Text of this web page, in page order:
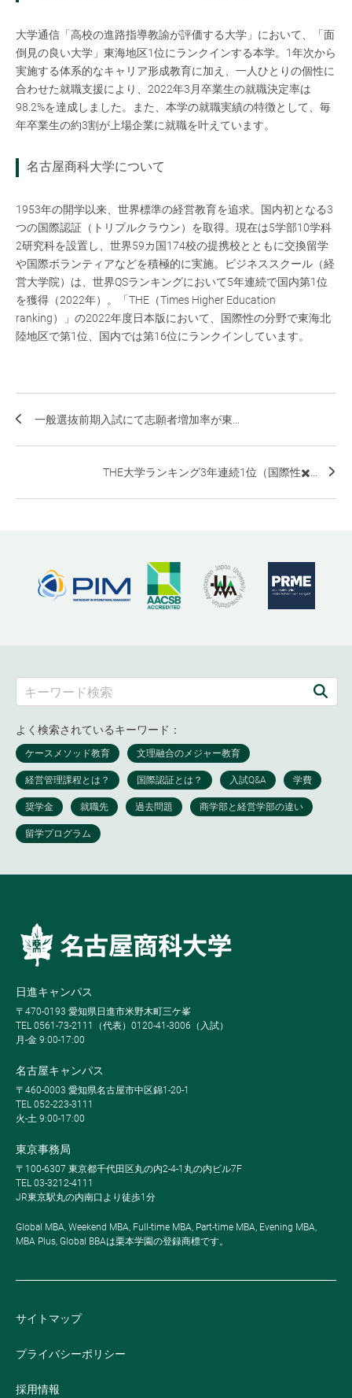
大学通信「高校の進路指導教諭が評価する大学」において、「面
倒見の良い大学」東海地区1位にランクインする本学。1年次から
実施する体系的なキャリア形成教育に加え、一人ひとりの個性に
合わせた就職支援により、2022年3月卒業生の就職決定率は
98.2%を達成しました。また、本学の就職実績の特徴として、毎
年卒業生の約3割が上場企業に就職を叶えています。
名古屋商科大学について
1953年の開学以来、世界標準の経営教育を追求。国内初となる3
つの国際認証（トリプルクラウン）を取得。現在は5学部10学科
2研究科を設置し、世界59カ国174校の提携校とともに交換留学
や国際ボランティアなどを積極的に実施。ビジネススクール（経
営大学院）は、世界QSランキングにおいて5年連続で国内第1位
を獲得（2022年）。「THE（Times Higher Education
ranking）」の2022年度日本版において、国際性の分野で東海北
陸地区で第1位、国内では第16位にランクインしています。
一般選抜前期入試にて志願者増加率が東...
THE大学ランキング3年連続1位（国際性✖️...
よく検索されているキーワード：
日進キャンパス
〒470-0193 愛知県日進市米野木町三ケ峯
TEL 0561-73-2111（代表）0120-41-3006（入試）
月-金 9:00-17:00
名古屋キャンパス
〒460-0003 愛知県名古屋市中区錦1-20-1
TEL 052-223-3111
火-土 9:00-17:00
東京事務局
〒100-6307 東京都千代田区丸の内2-4-1丸の内ビル7F
TEL 03-3212-4111
JR東京駅丸の内南口より徒歩1分
Global MBA, Weekend MBA, Full-time MBA, Part-time MBA, Evening MBA,
MBA Plus, Global BBAは栗本学園の登録商標です。
サイトマップ
プライバシーポリシー
採用情報